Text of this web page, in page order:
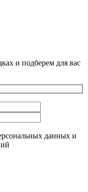
и подберем для вас
данных и